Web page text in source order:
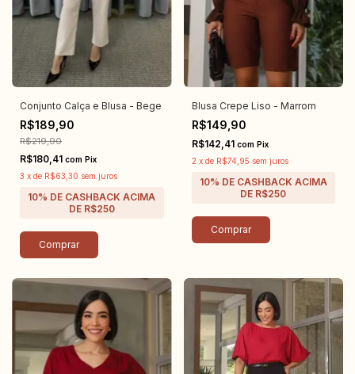
Conjunto Calça e Blusa - Bege
R$189,90
R$219,90
R$180,41 com Pix
3 x de R$63,30 sem juros
Comprar
Blusa Crepe Liso - Marrom
R$149,90
R$142,41 com Pix
2 x de R$74,95 sem juros
Comprar